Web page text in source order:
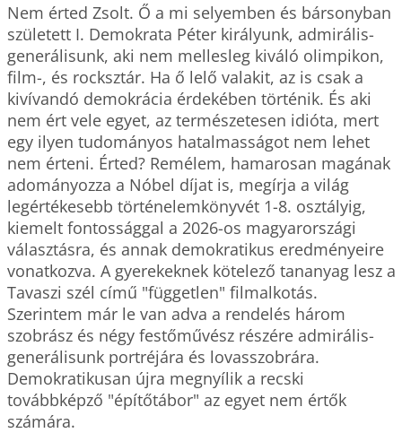
Nem érted Zsolt. Ő a mi selyemben és bársonyban
született I. Demokrata Péter királyunk, admirális-
generálisunk, aki nem mellesleg kiváló olimpikon,
film-, és rocksztár. Ha ő lelő valakit, az is csak a
kivívandó demokrácia érdekében történik. És aki
nem ért vele egyet, az természetesen idióta, mert
egy ilyen tudományos hatalmasságot nem lehet
nem érteni. Érted? Remélem, hamarosan magának
adományozza a Nóbel díjat is, megírja a világ
legértékesebb történelemkönyvét 1-8. osztályig,
kiemelt fontossággal a 2026-os magyarországi
választásra, és annak demokratikus eredményeire
vonatkozva. A gyerekeknek kötelező tananyag lesz a
Tavaszi szél című "független" filmalkotás.
Szerintem már le van adva a rendelés három
szobrász és négy festőművész részére admirális-
generálisunk portréjára és lovasszobrára.
Demokratikusan újra megnyílik a recski
továbbképző "építőtábor" az egyet nem értők
számára.